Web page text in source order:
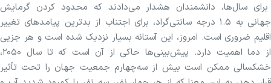
برای سال‌ها، دانشمندان هشدار می‌دادند که محدود کردن گرمایش
جهانی به ۱.۵ درجه سانتی‌گراد، برای اجتناب از بدترین پیامدهای تغییر
اقلیم ضروری است. امروز، این آستانه بسیار نزدیک شده است و هر جزیی
از دما اهمیت دارد. پیش‌بینی‌ها حاکی از آن است که تا سال ۲۰۵۰،
خشکسالی ممکن است بیش از سه‌چهارم جمعیت جهان را تحت تأثیر